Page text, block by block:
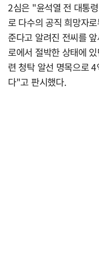
2심은 "윤석열 전 대통
로 다수의 공직 희망자
준다고 알려진 전씨를
로에서 절박한 상태에
련 청탁 알선 명목으로
다"고 판시했다.